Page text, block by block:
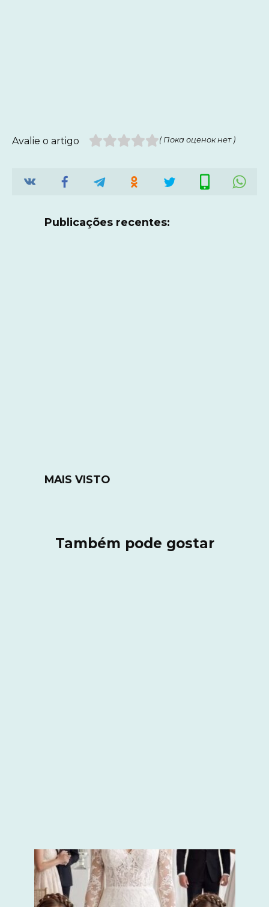
Avalie o artigo ( Пока оценок нет )
Publicações recentes:
MAIS VISTO
Também pode gostar